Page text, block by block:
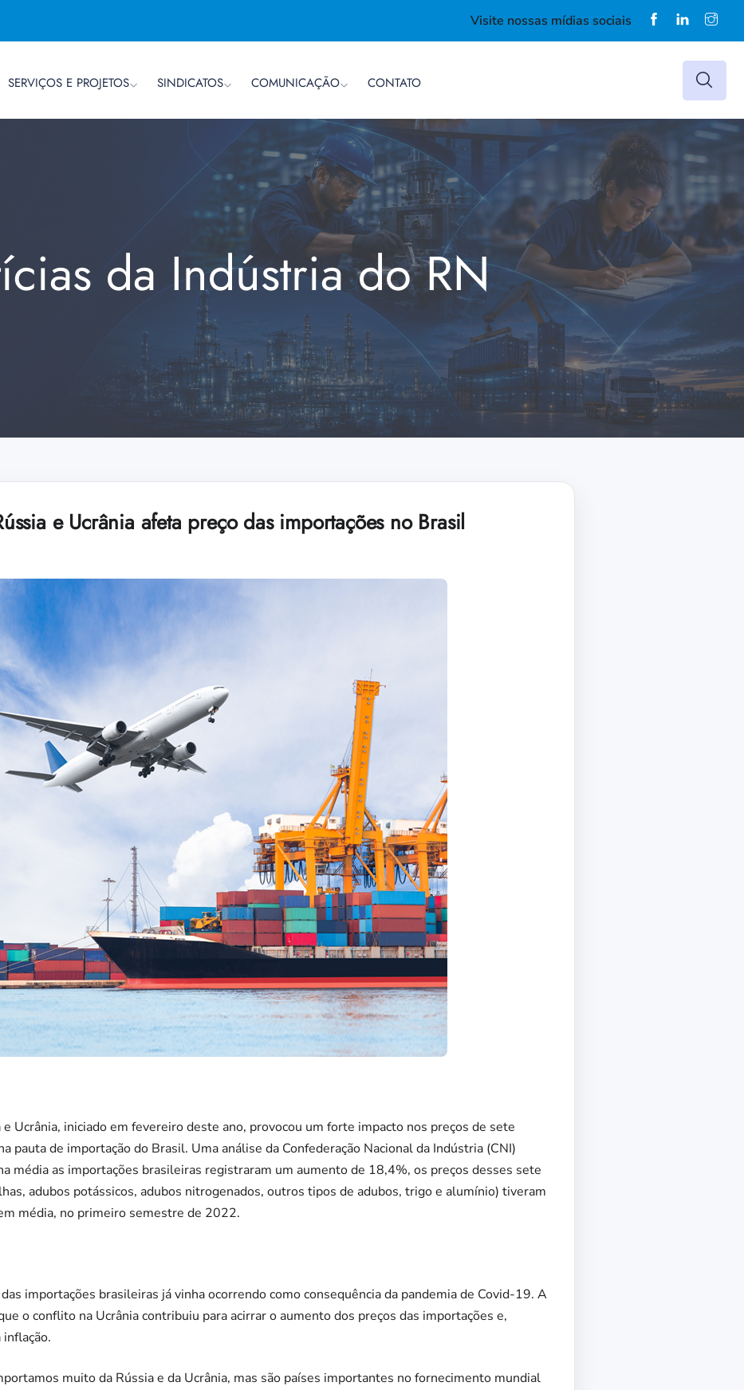
Visite nossas mídias sociais
SERVIÇOS E PROJETOS SINDICATOS COMUNICAÇÃO CONTATO
da Indústria do RN
e Ucrânia afeta preço das importações no Brasil
Ucrânia, iniciado em fevereiro deste ano, provocou um forte impacto nos preços de sete
pauta de importação do Brasil. Uma análise da Confederação Nacional da Indústria (CNI)
média as importações brasileiras registraram um aumento de 18,4%, os preços desses sete
adubos potássicos, adubos nitrogenados, outros tipos de adubos, trigo e alumínio) tiveram
média, no primeiro semestre de 2022.
importações brasileiras já vinha ocorrendo como consequência da pandemia de Covid-19. A
o conflito na Ucrânia contribuiu para acirrar o aumento dos preços das importações e,
muito da Rússia e da Ucrânia, mas são países importantes no fornecimento mundial